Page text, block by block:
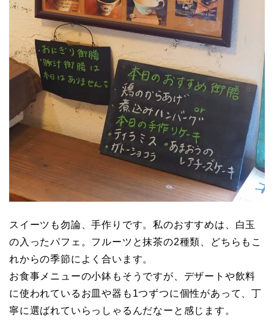
スイーツも勿論、手作りです。私のおすすめは、白玉
の入ったパフェ。フルーツと抹茶の2種類、どちらもこ
れからの季節によく合います。
お食事メニューの小鉢もそうですが、デザートや飲料
に使われているお皿や器も1つずつに個性があって、丁
寧に選ばれていらっしゃるんだなーと感じます。